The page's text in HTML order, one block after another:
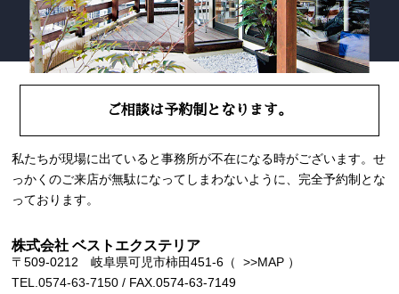
ご相談は予約制となります。
私たちが現場に出ていると事務所が不在になる時がございます。せ
っかくのご来店が無駄になってしまわないように、完全予約制とな
っております。
株式会社 ベストエクステリア
〒509-0212 岐阜県可児市柿田451-6（ >>MAP ）
TEL.0574-63-7150 / FAX.0574-63-7149